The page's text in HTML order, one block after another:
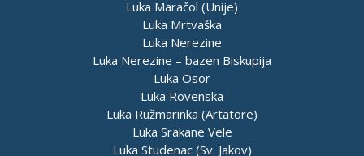
Luka Maračol (Unije)
Luka Mrtvaška
Luka Nerezine
Luka Nerezine – bazen Biskupija
Luka Osor
Luka Rovenska
Luka Ružmarinka (Artatore)
Luka Srakane Vele
Luka Studenac (Sv. Jakov)